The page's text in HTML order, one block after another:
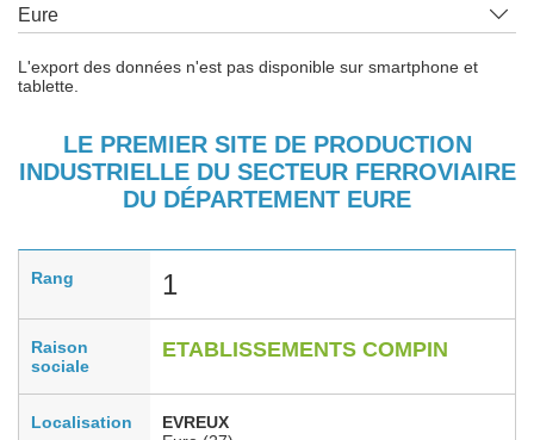
Eure
L'export des données n'est pas disponible sur smartphone et
tablette.
LE PREMIER SITE DE PRODUCTION
INDUSTRIELLE DU SECTEUR FERROVIAIRE
DU DÉPARTEMENT EURE
Rang 1
Raison
sociale
ETABLISSEMENTS COMPIN
Localisation
EVREUX